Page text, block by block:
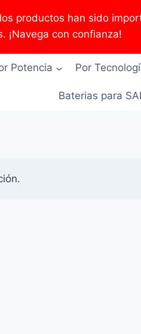
productos han sido
¡Navega con confianza!
Potencia Por
Baterias para SAI